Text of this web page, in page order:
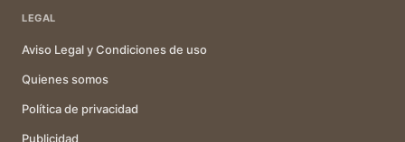
LEGAL
Aviso Legal y Condiciones de uso
Quienes somos
Política de privacidad
Publicidad